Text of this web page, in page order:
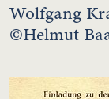
Wolfgang
©Helmut